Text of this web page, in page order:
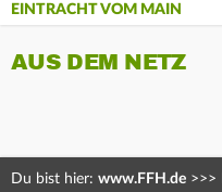
EINTRACHT VOM MAIN
AUS DEM NETZ
Du bist hier: www.FFH.de >>>